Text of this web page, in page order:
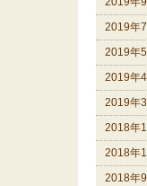
2019年7
2019年5
2019年4
2019年3
2018年
2018年
2018年9